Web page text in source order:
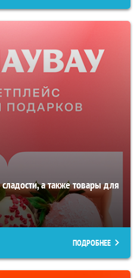
а также товары для
ПОДРОБНЕЕ